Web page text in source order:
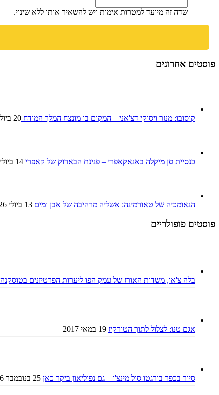
שדה זה מיועד למטרות אימות ויש להשאיר אותו ללא שינוי.
פוסטים אחרונים
קוסובו: מנזר ויסוקי דצ'אני – המקום בו מונצח המלך המודח 20 ביולי 2026
כנסיית סן מיקלה באנאקאפרי – פנינת הבארוק של קאפרי 14 ביולי 2026
הנאומכיה של טאורמינה: אשליה מרהיבה של אבן ומים 13 ביולי 2026
פוסטים פופולריים
בלה צ'או, משדות האורז של עמק הפו ליערות הפרטיזנים בטוסקנה
אגם טנו: לצלול לתוך הטורקיז 19 במאי 2017
סיור בכפר בורגטו סול מינצ'ו – גם נפוליאון ביקר כאן 25 בנובמבר 2016